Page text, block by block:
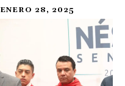
ENERO 28, 2025